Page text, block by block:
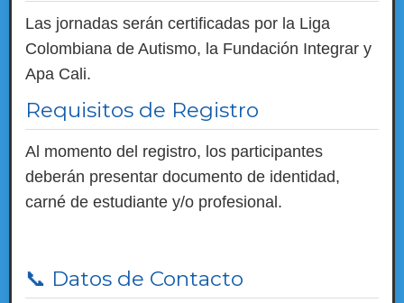
Las jornadas serán certificadas por la Liga
Colombiana de Autismo, la Fundación Integrar y
Apa Cali.
Requisitos de Registro
Al momento del registro, los participantes
deberán presentar documento de identidad,
carné de estudiante y/o profesional.
📞 Datos de Contacto